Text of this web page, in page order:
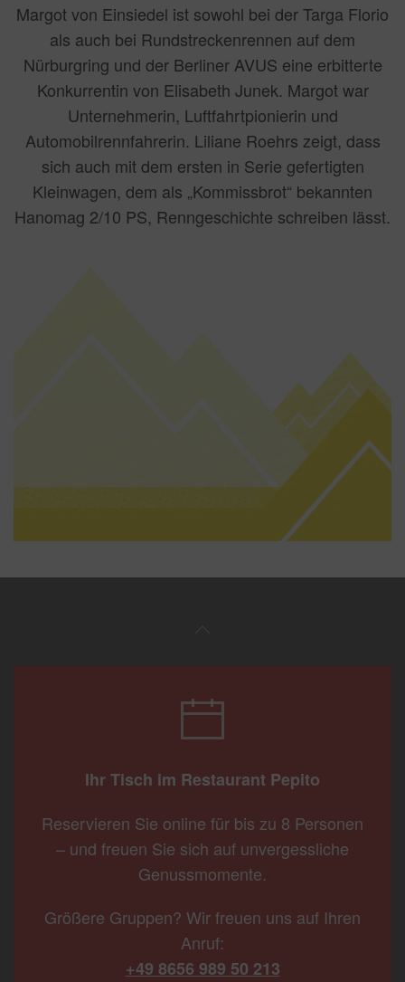
Margot von Einsiedel ist sowohl bei der Targa Florio
als auch bei Rundstreckenrennen auf dem
Nürburgring und der Berliner AVUS eine erbitterte
Konkurrentin von Elisabeth Junek. Margot war
Unternehmerin, Luftfahrtpionierin und
Automobilrennfahrerin. Liliane Roehrs zeigt, dass
sich auch mit dem ersten in Serie gefertigten
Kleinwagen, dem als „Kommissbrot“ bekannten
Hanomag 2/10 PS, Renngeschichte schreiben lässt.
Ihr Tisch im Restaurant Pepito
Reservieren Sie online für bis zu 8 Personen
– und freuen Sie sich auf unvergessliche
Genussmomente.
Größere Gruppen? Wir freuen uns auf Ihren
Anruf:
+49 8656 989 50 213